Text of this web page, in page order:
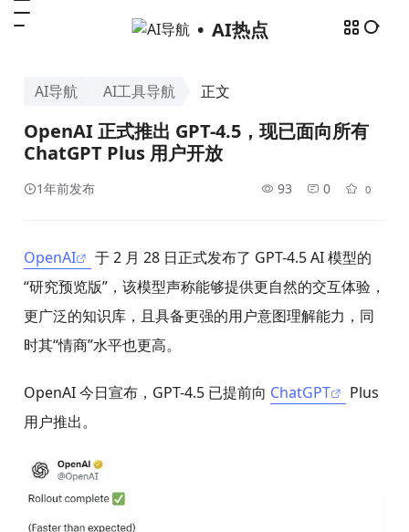
AI热点
AI导航 AI工具导航 正文
OpenAI 正式推出 GPT-4.5，现已面向所有
ChatGPT Plus 用户开放
1年前发布 93 0 0
OpenAI
于 2 月 28 日正式发布了 GPT-4.5 AI 模型的
“研究预览版”，该模型声称能够提供更自然的交互体验，
更广泛的知识库，且具备更强的用户意图理解能力，同
时其“情商”水平也更高。
OpenAI 今日宣布，GPT-4.5 已提前向 ChatGPT
Plus
用户推出。